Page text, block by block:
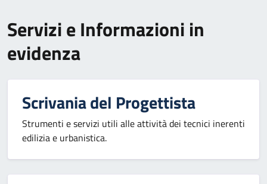
Servizi e Informazioni in
evidenza
Scrivania del Progettista
Strumenti e servizi utili alle attività dei tecnici inerenti
edilizia e urbanistica.